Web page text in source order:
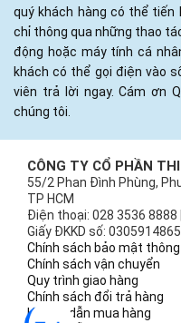
quý khách hàng có thể tiến
chỉ thông qua những thao
động hoặc máy tính cá
khách có thể gọi điện vào
viên trả lời ngay. Cám ơn
chúng tôi.
CÔNG TY CỔ PHẦN
55/2 Phan Đình Phùng,
TP HCM
Điện thoại: 028 3536 8888
Giấy ĐKKD số:
Chính sách bảo mật
Chính sách vận chuyển
Quy trình giao hàng
Chính sách đổi trả hàng
Hướng dẫn mua hàng